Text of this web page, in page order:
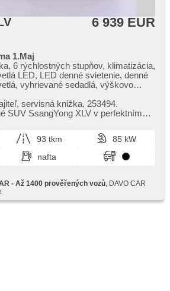
6 939 EUR
1.Maj
6 rýchlostných stupňov, klimatizácia,
LED, LED denné svietenie, denné
vyhrievané sedadlá, výškovo
volant, bluetooth, hands free,
(ESP), hliníkové kolesá,
spolujazdca, multifunkčný
palubný počítač, dotykové
počítača, isofix, el. okná, tónované
automaticky zatmavovací zrkadlá,
posilňovač riadenia, senzor
zadný stierač, vonkajší teplomer,
vysúvacie opierky hláv
servisná knižka,​ 253494.
SUV SsangYong XLV v perfektním
93 tkm
85 kW
nafta
- Až 1400 prověřených vozů , DAVO CAR